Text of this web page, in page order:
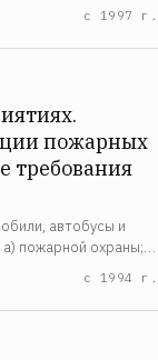
цепейс 1997 г.
пожарных
требования
автобусы и
пожарной охраны;
денежнойс 1994 г.